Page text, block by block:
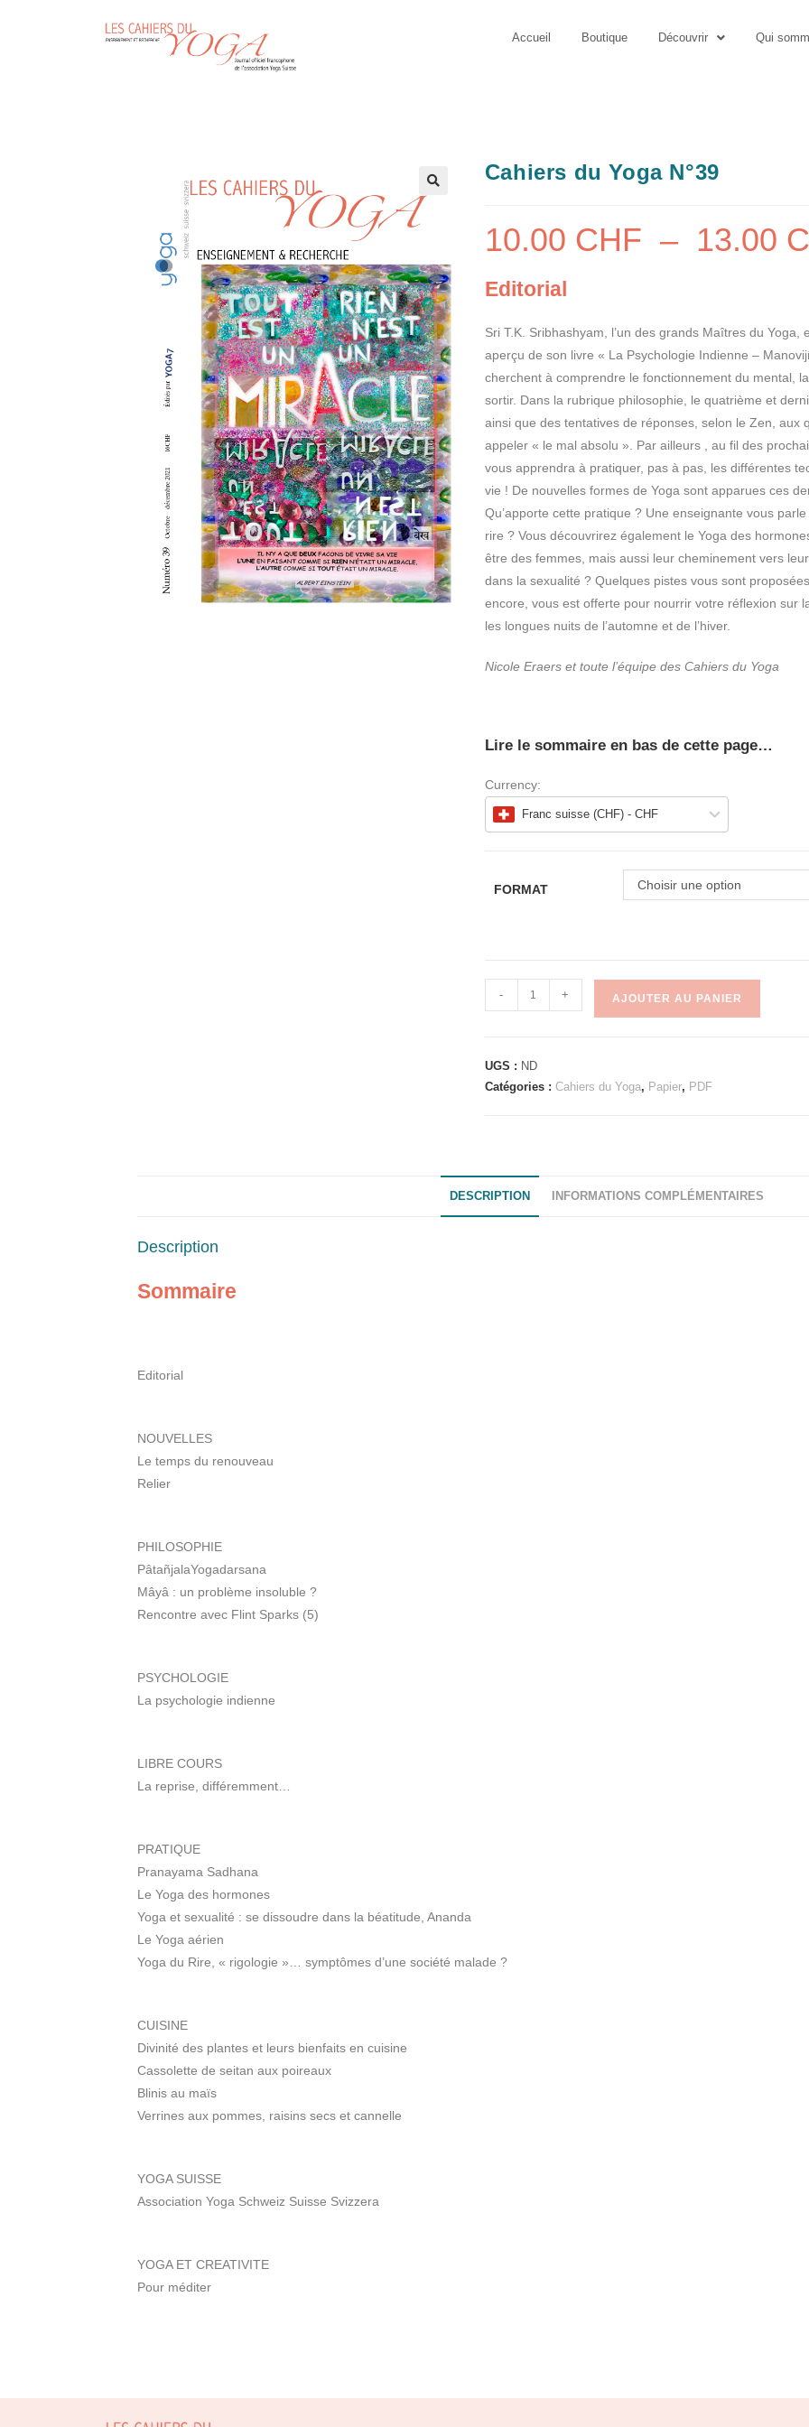
Accueil Boutique Découvrir Qui
Cahiers du Yoga N°39
10.00 CHF – 13.00
Editorial
Sri T.K. Sribhashyam, l’un des grands Maîtres du Yoga,
aperçu de son livre « La Psychologie Indienne –
cherchent à comprendre le fonctionnement du mental,
sortir. Dans la rubrique philosophie, le quatrième et
ainsi que des tentatives de réponses, selon le Zen, aux
appeler « le mal absolu ». Par ailleurs , au fil des
vous apprendra à pratiquer, pas à pas, les différentes
vie ! De nouvelles formes de Yoga sont apparues ces
Qu’apporte cette pratique ? Une enseignante vous
rire ? Vous découvrirez également le Yoga des
être des femmes, mais aussi leur cheminement vers
dans la sexualité ? Quelques pistes vous sont
encore, vous est offerte pour nourrir votre réflexion sur
les longues nuits de l’automne et de l’hiver.
Nicole Eraers et toute l’équipe des Cahiers du Yoga
Lire le sommaire en bas de cette page…
Currency:
Franc suisse (CHF) - CHF
FORMAT Choisir une option
- + AJOUTER AU PANIER
t
t
UGS : ND
Catégories : Cahiers du Yoga, Papier, PDF
DESCRIPTION INFORMATIONS COMPLÉMENTAIRES
Description
Sommaire
Editorial
NOUVELLES
Le temps du renouveau
Relier
PHILOSOPHIE
PâtañjalaYogadarsana
Mâyâ : un problème insoluble ?
Rencontre avec Flint Sparks (5)
PSYCHOLOGIE
La psychologie indienne
LIBRE COURS
La reprise, différemment…
PRATIQUE
Pranayama Sadhana
Le Yoga des hormones
Yoga et sexualité : se dissoudre dans la béatitude, Ananda
Le Yoga aérien
Yoga du Rire, « rigologie »… symptômes d’une société malade ?
CUISINE
Divinité des plantes et leurs bienfaits en cuisine
Cassolette de seitan aux poireaux
Blinis au maïs
Verrines aux pommes, raisins secs et cannelle
YOGA SUISSE
Association Yoga Schweiz Suisse Svizzera
YOGA ET CREATIVITE
Pour méditer